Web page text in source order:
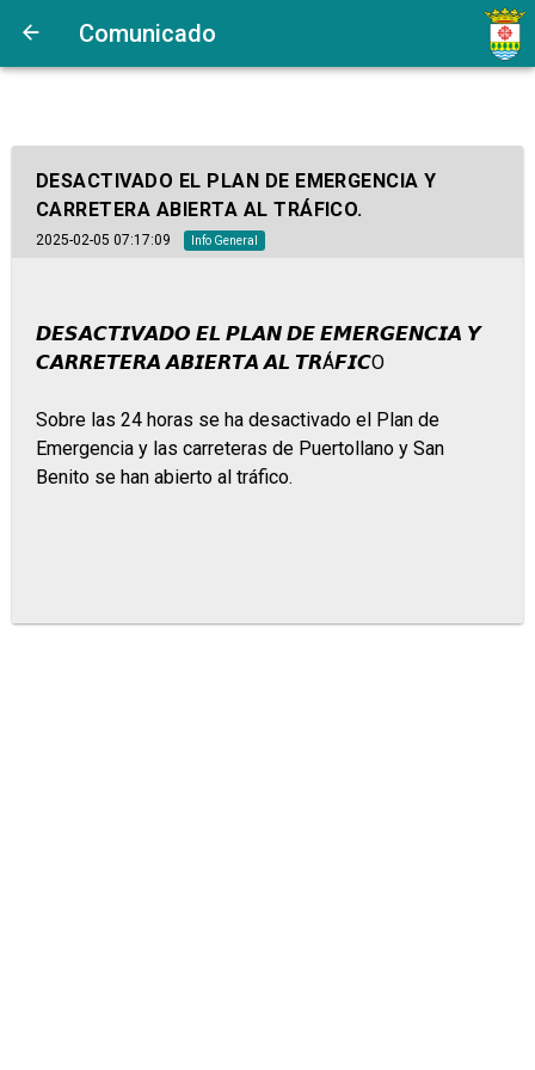
Comunicado
DESACTIVADO EL PLAN DE EMERGENCIA Y
CARRETERA ABIERTA AL TRÁFICO.
2025-02-05 07:17:09 Info General
𝘿𝙀𝙎𝘼𝘾𝙏𝙄𝙑𝘼𝘿𝙊 𝙀𝙇 𝙋𝙇𝘼𝙉 𝘿𝙀 𝙀𝙈𝙀𝙍𝙂𝙀𝙉𝘾𝙄𝘼 𝙔
𝘾𝘼𝙍𝙍𝙀𝙏𝙀𝙍𝘼 𝘼𝘽𝙄𝙀𝙍𝙏𝘼 𝘼𝙇 𝙏𝙍Á𝙁𝙄𝘾O
Sobre las 24 horas se ha desactivado el Plan de
Emergencia y las carreteras de Puertollano y San
Benito se han abierto al tráfico.